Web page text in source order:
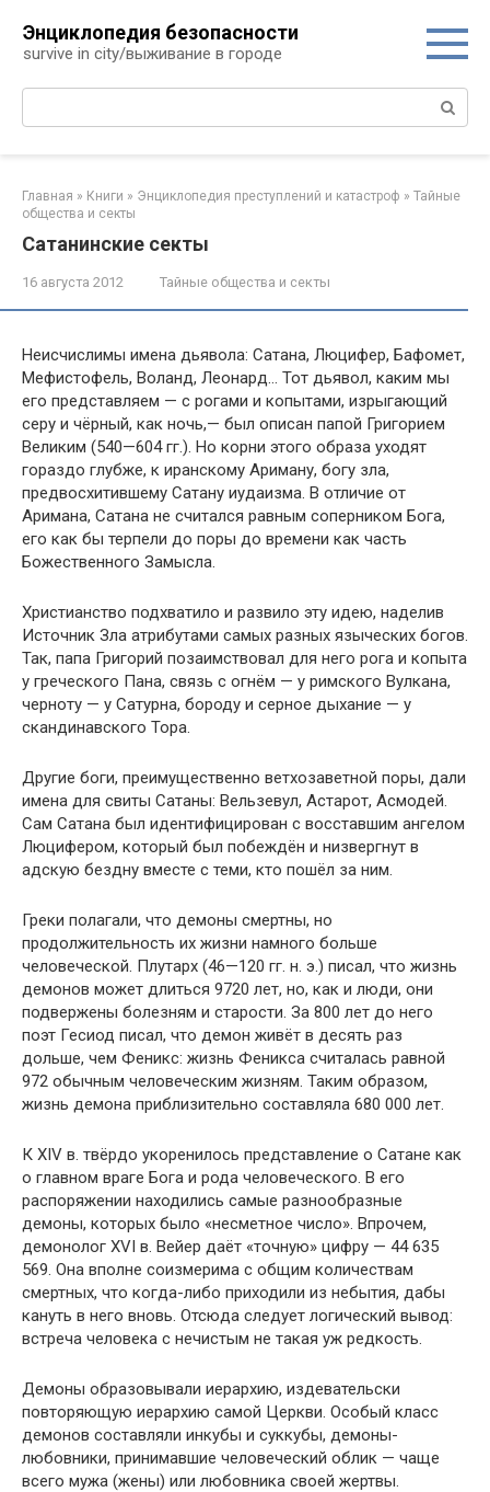
контенту
Энциклопедия безопасности
survive in city/выживание в городе
Поиск:
Главная » Книги » Энциклопедия преступлений и катастроф » Тайные
общества и секты
Сатанинские секты
16 августа 2012 Тайные общества и секты
Неисчислимы имена дьявола: Сатана, Люцифер, Бафомет,
Мефистофель, Воланд, Леонард… Тот дьявол, каким мы
его представляем — с рогами и копытами, изрыгающий
серу и чёрный, как ночь,— был описан папой Григорием
Великим (540—604 гг.). Но корни этого образа уходят
гораздо глубже, к иранскому Ариману, богу зла,
предвосхитившему Сатану иудаизма. В отличие от
Аримана, Сатана не считался равным соперником Бога,
его как бы терпели до поры до времени как часть
Божественного Замысла.
Христианство подхватило и развило эту идею, наделив
Источник Зла атрибутами самых разных языческих богов.
Так, папа Григорий позаимствовал для него рога и копыта
у греческого Пана, связь с огнём — у римского Вулкана,
черноту — у Сатурна, бороду и серное дыхание — у
скандинавского Тора.
Другие боги, преимущественно ветхозаветной поры, дали
имена для свиты Сатаны: Вельзевул, Астарот, Асмодей.
Сам Сатана был идентифицирован с восставшим ангелом
Люцифером, который был побеждён и низвергнут в
адскую бездну вместе с теми, кто пошёл за ним.
Греки полагали, что демоны смертны, но
продолжительность их жизни намного больше
человеческой. Плутарх (46—120 гг. н. э.) писал, что жизнь
демонов может длиться 9720 лет, но, как и люди, они
подвержены болезням и старости. За 800 лет до него
поэт Гесиод писал, что демон живёт в десять раз
дольше, чем Феникс: жизнь Феникса считалась равной
972 обычным человеческим жизням. Таким образом,
жизнь демона приблизительно составляла 680 000 лет.
К XIV в. твёрдо укоренилось представление о Сатане как
о главном враге Бога и рода человеческого. В его
распоряжении находились самые разнообразные
демоны, которых было «несметное число». Впрочем,
демонолог XVI в. Вейер даёт «точную» цифру — 44 635
569. Она вполне соизмерима с общим количествам
смертных, что когда-либо приходили из небытия, дабы
кануть в него вновь. Отсюда следует логический вывод:
встреча человека с нечистым не такая уж редкость.
Демоны образовывали иерархию, издевательски
повторяющую иерархию самой Церкви. Особый класс
демонов составляли инкубы и суккубы, демоны-
любовники, принимавшие человеческий облик — чаще
всего мужа (жены) или любовника своей жертвы.